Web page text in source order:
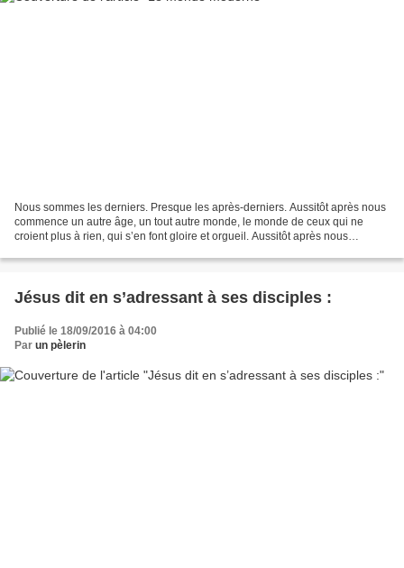
Nous sommes les derniers. Presque les après-derniers. Aussitôt après nous
commence un autre âge, un tout autre monde, le monde de ceux qui ne
croient plus à rien, qui s’en font gloire et orgueil. Aussitôt après nous
Jésus dit en s’adressant à ses disciples :
Publié le 18/09/2016 à 04:00
Par un pèlerin